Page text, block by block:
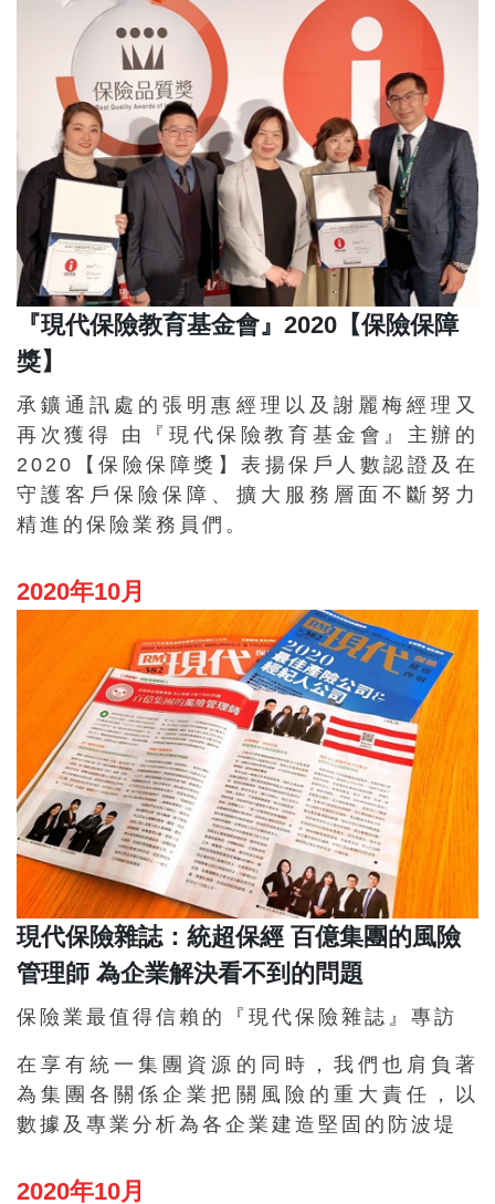
『現代保險教育基金會』2020【保險保障
獎】
承鑛通訊處的張明惠經理以及謝麗梅經理又
再次獲得 由『現代保險教育基金會』主辦的
2020【保險保障獎】表揚保戶人數認證及在
守護客戶保險保障、擴大服務層面不斷努力
精進的保險業務員們。
2020年10月
現代保險雜誌：統超保經 百億集團的風險
管理師 為企業解決看不到的問題
保險業最值得信賴的『現代保險雜誌』專訪
在享有統一集團資源的同時，我們也肩負著
為集團各關係企業把關風險的重大責任，以
數據及專業分析為各企業建造堅固的防波堤
2020年10月